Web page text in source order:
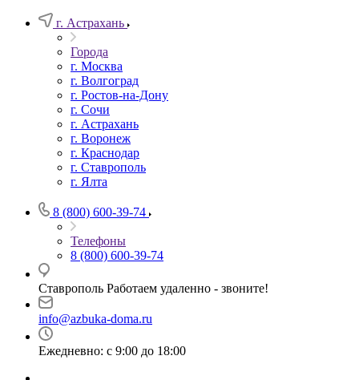
г. Астрахань
Города
г. Москва
г. Волгоград
г. Ростов-на-Дону
г. Сочи
г. Астрахань
г. Воронеж
г. Краснодар
г. Ставрополь
г. Ялта
8 (800) 600-39-74
Телефоны
8 (800) 600-39-74
Ставрополь Работаем удаленно - звоните!
info@azbuka-doma.ru
Ежедневно: с 9:00 до 18:00